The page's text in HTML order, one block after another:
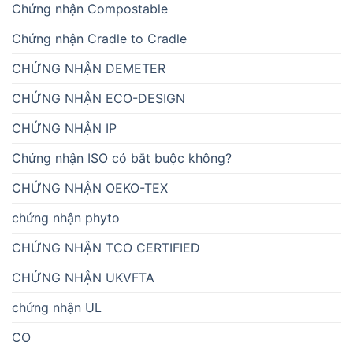
Chứng nhận Compostable
Chứng nhận Cradle to Cradle
CHỨNG NHẬN DEMETER
CHỨNG NHẬN ECO-DESIGN
CHỨNG NHẬN IP
Chứng nhận ISO có bắt buộc không?
CHỨNG NHẬN OEKO-TEX
chứng nhận phyto
CHỨNG NHẬN TCO CERTIFIED
CHỨNG NHẬN UKVFTA
chứng nhận UL
CO